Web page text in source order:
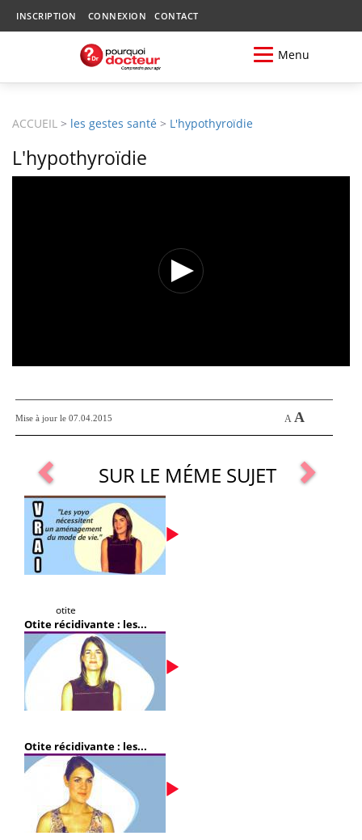
INSCRIPTION CONNEXION CONTACT
Menu
ACCUEIL > les gestes santé > L'hypothyroïdie
L'hypothyroïdie
Mise à jour le 07.04.2015 A A
SUR LE MÉME SUJET
otite
Otite récidivante : les...
Otite récidivante : les...